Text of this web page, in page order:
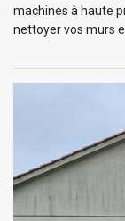
machines à haute
nettoyer vos murs